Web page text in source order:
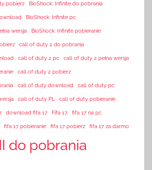
pobierz BioShock: Infinite do pobrania
BioShock: Infinite pc
wersja BioShock: Infinite pobieranie
call of duty 2 do pobrania
call of duty 2 pc call of duty 2 pełna wersja
call of duty 2 pobierz
call of duty download call of duty pc
call of duty PL call of duty pobieranie
download fifa 17 Fifa 17 fifa 17 na pc
fifa 17 pobieranie fifa 17 pobierz fifa 17 za darmo
do pobrania